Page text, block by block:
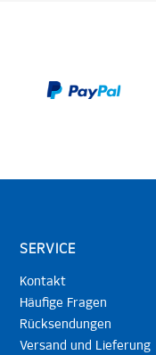
SERVICE
Kontakt
Häufige Fragen
Rücksendungen
Versand und Lieferung